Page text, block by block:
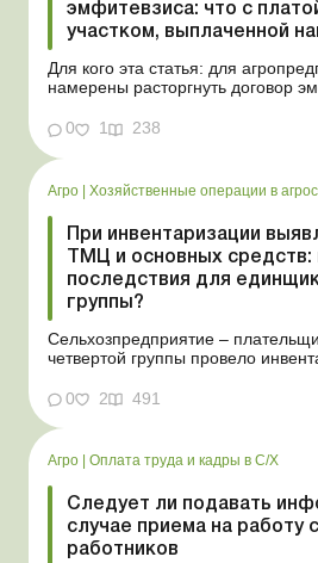
эмфитевзиса: что с
участком, выплаченной
Для кого эта статья: для
намерены расторгнуть договор
согласию. Усложним эту
пользование земельным
собственнику наперед за
перед эмфит...
0 1 238
Агро | Хозяйственные операции в
При инвентаризации
ТМЦ и основных средств:
последствия для
группы?
Сельхозпредприятие –
четвертой группы провело
продукции собственного
основных средств (далее – ОС).
излишки при их оприходовании
сельхозтовар...
0 2 491
Агро | Оплата труда и кадры в С/Х
Следует ли подавать
случае приема на работу
работников